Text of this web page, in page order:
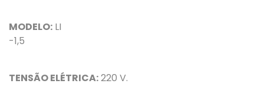
MODELO: LI
-1,5
TENSÃO ELÉTRICA:220 V.